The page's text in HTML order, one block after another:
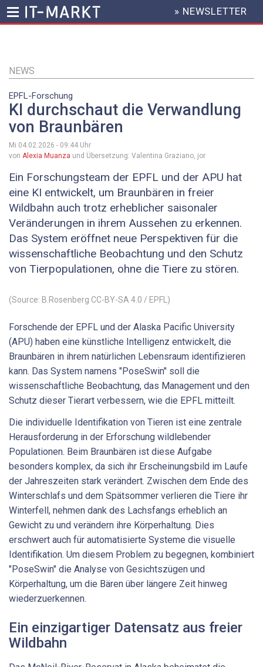
Inhalt
HEADER
MENU
» NEWSLETTER
NEWS
EPFL-Forschung
KI durchschaut die Verwandlung
von Braunbären
Mi 04.02.2026 - 09:44 Uhr
von Alexia Muanza und Übersetzung: Valentina Graziano, jor
Ein Forschungsteam der EPFL und der APU hat
eine KI entwickelt, um Braunbären in freier
Wildbahn auch trotz erheblicher saisonaler
Veränderungen in ihrem Aussehen zu erkennen.
Das System eröffnet neue Perspektiven für die
wissenschaftliche Beobachtung und den Schutz
von Tierpopulationen, ohne die Tiere zu stören.
(Source: B.Rosenberg CC-BY-SA 4.0 / EPFL)
Forschende der EPFL und der Alaska Pacific University
(APU) haben eine künstliche Intelligenz entwickelt, die
Braunbären in ihrem natürlichen Lebensraum identifizieren
kann. Das System namens "PoseSwin" soll die
wissenschaftliche Beobachtung, das Management und den
Schutz dieser Tierart verbessern, wie die EPFL mitteilt.
Die individuelle Identifikation von Tieren ist eine zentrale
Herausforderung in der Erforschung wildlebender
Populationen. Beim Braunbären ist diese Aufgabe
besonders komplex, da sich ihr Erscheinungsbild im Laufe
der Jahreszeiten stark verändert. Zwischen dem Ende des
Winterschlafs und dem Spätsommer verlieren die Tiere ihr
Winterfell, nehmen dank des Lachsfangs erheblich an
Gewicht zu und verändern ihre Körperhaltung. Dies
erschwert auch für automatisierte Systeme die visuelle
Identifikation. Um diesem Problem zu begegnen, kombiniert
"PoseSwin" die Analyse von Gesichtszügen und
Körperhaltung, um die Bären über längere Zeit hinweg
wiederzuerkennen.
Ein einzigartiger Datensatz aus freier
Wildbahn